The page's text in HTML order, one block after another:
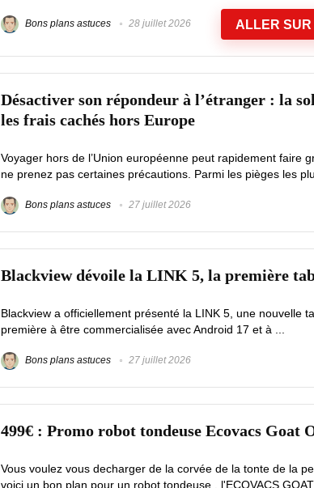
Bons plans astuces 28 juillet 2026 ALLER
Désactiver son répondeur à l’étranger : la
les frais cachés hors Europe
Voyager hors de l’Union européenne peut rapidement faire
ne prenez pas certaines précautions. Parmi les pièges les
Bons plans astuces 27 juillet 2026
Blackview dévoile la LINK 5, la première
Blackview a officiellement présenté la LINK 5, une nouvelle
première à être commercialisée avec Android 17 et à ...
Bons plans astuces 27 juillet 2026
499€ : Promo robot tondeuse Ecovacs Goat
Vous voulez vous decharger de la corvée de la tonte de la
voici un bon plan pour un robot tondeuse , l'ECOVACS